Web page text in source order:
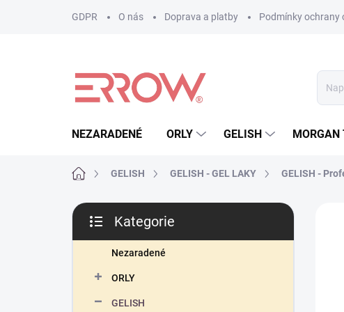
GDPR O nás Doprava a platby Podmínky ochrany
NEZARADENÉ ORLY GELISH MORGAN
Domů GELISH GELISH - GEL LAKY GELISH -
P
s
kategorie
Kategorie
Nezaradené
ORLY
GELISH